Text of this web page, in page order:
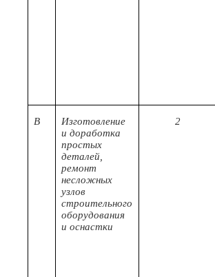
B
Изготовление
и доработка
простых
деталей,
ремонт
несложных
узлов
строительного
оборудования
и оснастки
2